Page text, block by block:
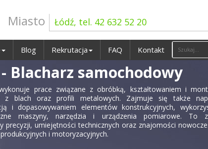
Miasto Łódź, tel. 42 632 52 20
Blog Rekrutacja FAQ Kontakt
Blacharz samochodowy
prace związane z obróbką, kształtowaniem i
z blach oraz profili metalowych. Zajmuje się także
i dopasowywaniem elementów konstrukcyjnych,
maszyny, narzędzia i urządzenia pomiarowe. To
precyzji, umiejętności technicznych oraz znajomości
i motoryzacyjnych.